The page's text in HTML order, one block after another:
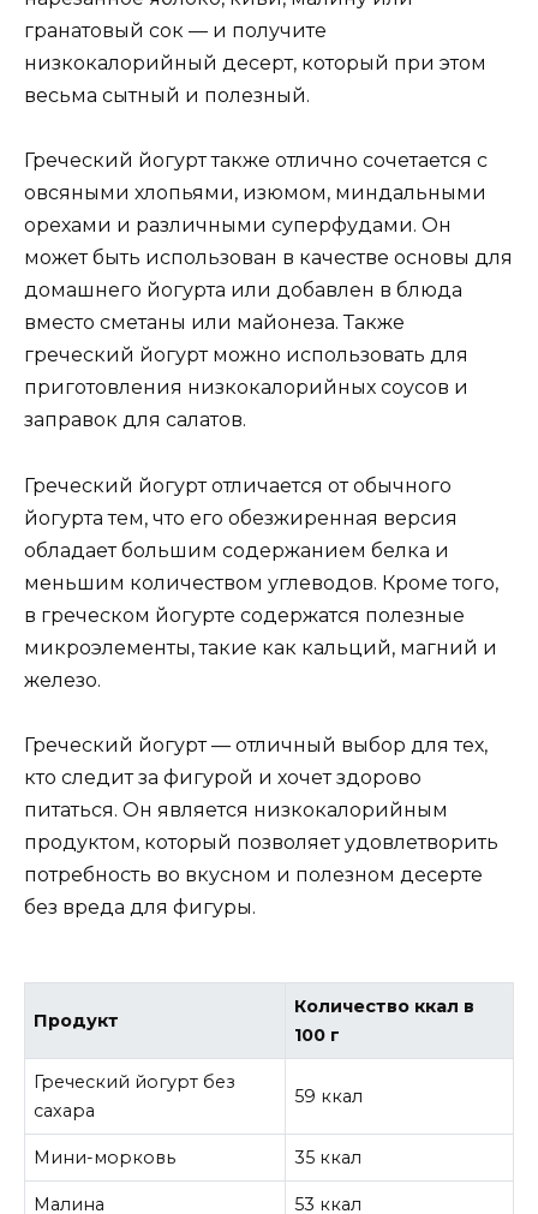
гранатовый сок — и получите
низкокалорийный десерт, который при этом
весьма сытный и полезный.
Греческий йогурт также отлично сочетается с
овсяными хлопьями, изюмом, миндальными
орехами и различными суперфудами. Он
может быть использован в качестве основы для
домашнего йогурта или добавлен в блюда
вместо сметаны или майонеза. Также
греческий йогурт можно использовать для
приготовления низкокалорийных соусов и
заправок для салатов.
Греческий йогурт отличается от обычного
йогурта тем, что его обезжиренная версия
обладает большим содержанием белка и
меньшим количеством углеводов. Кроме того,
в греческом йогурте содержатся полезные
микроэлементы, такие как кальций, магний и
железо.
Греческий йогурт — отличный выбор для тех,
кто следит за фигурой и хочет здорово
питаться. Он является низкокалорийным
продуктом, который позволяет удовлетворить
потребность во вкусном и полезном десерте
без вреда для фигуры.
Продукт
Количество ккал в
100 г
Греческий йогурт без
сахара
59 ккал
Мини-морковь 35 ккал
Малина 53 ккал